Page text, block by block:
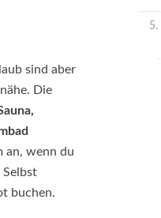
sind aber
Die
an, wenn du
buchen.